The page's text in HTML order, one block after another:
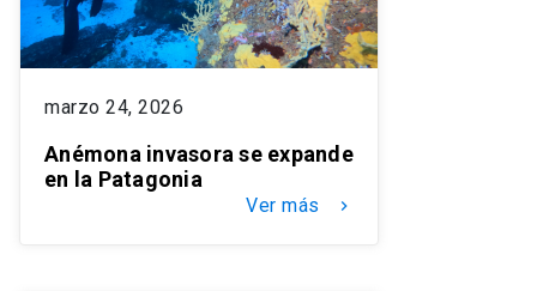
marzo 24, 2026
Anémona invasora se expande
en la Patagonia
Ver más keyboard_arrow_right